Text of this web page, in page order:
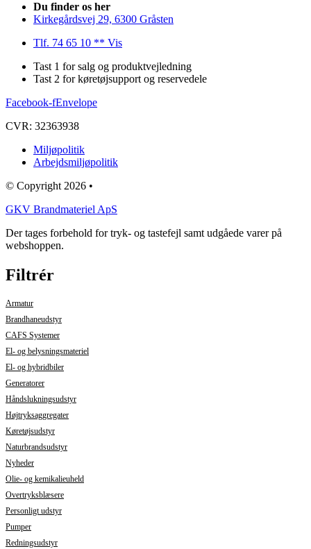
Du finder os her
Kirkegårdsvej 29, 6300 Gråsten
Tlf. 74 65 10 ** Vis
Tast 1 for salg og produktvejledning
Tast 2 for køretøjsupport og reservedele
Facebook-fEnvelope
CVR: 32363938
Miljøpolitik
Arbejdsmiljøpolitik
© Copyright 2026 •
GKV Brandmateriel ApS
Der tages forbehold for tryk- og tastefejl samt udgåede varer på
webshoppen.
Filtrér
Armatur
Brandhaneudstyr
CAFS Systemer
El- og belysningsmateriel
El- og hybridbiler
Generatorer
Håndslukningsudstyr
Højtryksaggregater
Køretøjsudstyr
Naturbrandsudstyr
Nyheder
Olie- og kemikalieuheld
Overtryksblæsere
Personligt udstyr
Pumper
Redningsudstyr